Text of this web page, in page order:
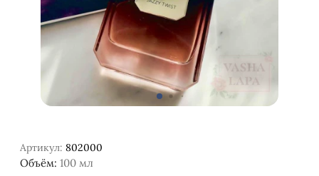
Артикул: 802000
Объём: 100 мл